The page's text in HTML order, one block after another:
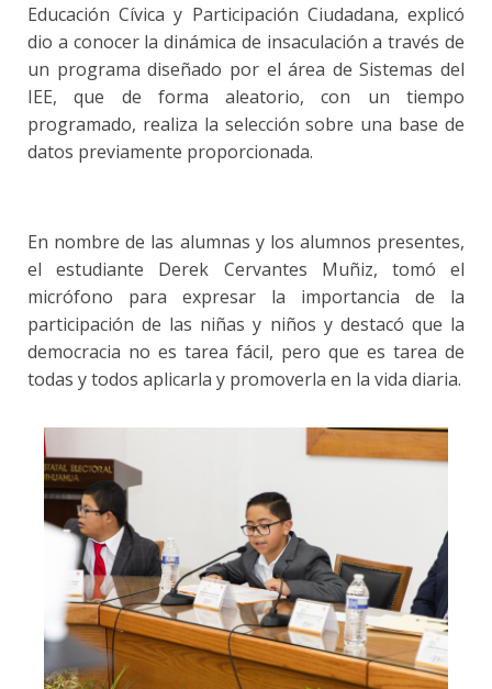
Educación Cívica y Participación Ciudadana, explicó
dio a conocer la dinámica de insaculación a través de
un programa diseñado por el área de Sistemas del
IEE, que de forma aleatorio, con un tiempo
programado, realiza la selección sobre una base de
datos previamente proporcionada.
En nombre de las alumnas y los alumnos presentes,
el estudiante Derek Cervantes Muñiz, tomó el
micrófono para expresar la importancia de la
participación de las niñas y niños y destacó que la
democracia no es tarea fácil, pero que es tarea de
todas y todos aplicarla y promoverla en la vida diaria.